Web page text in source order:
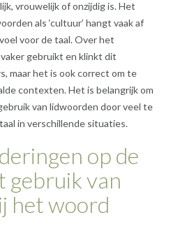
vrouwelijk of onzijdig is. Het
als ‘cultuur’ hangt vaak af
voor de taal. Over het
gebruikt en klinkt dit
maar het is ook correct om te
contexten. Het is belangrijk om
van lidwoorden door veel te
in verschillende situaties.
op de
gebruik van
het woord